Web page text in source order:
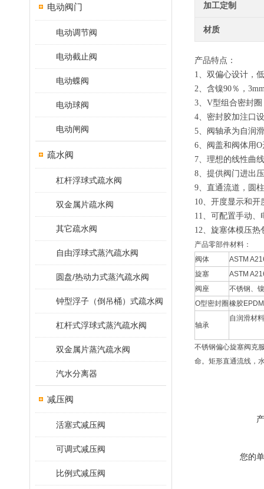
电动阀门
电动调节阀
电动截止阀
电动蝶阀
电动球阀
电动闸阀
疏水阀
杠杆浮球式疏水阀
双金属片疏水阀
其它疏水阀
自由浮球式蒸汽疏水阀
圆盘/热动力式蒸汽疏水阀
钟型浮子（倒吊桶）式疏水阀
杠杆式浮球式蒸汽疏水阀
双金属片蒸汽疏水阀
汽水分离器
减压阀
活塞式减压阀
可调式减压阀
比例式减压阀
加工定制
材质
产品特点：
1、双偏心设计，
2、含镍90％，
3、V型组合密封
4、密封胶加注口
5、阀轴承为自润
6、阀盖和阀体用
7、理想的线性曲
8、提供阀门进出
9、直通流道，圆
10、开度显示和
11、可配置手动
12、旋塞体模压
产品零部件材料：
阀体
ASTM
旋塞
ASTM
阀座
不锈钢、
O型密封圈 橡胶
轴承
自润滑材料
不锈钢偏心旋塞阀克
命。矩形直通流线，
您的